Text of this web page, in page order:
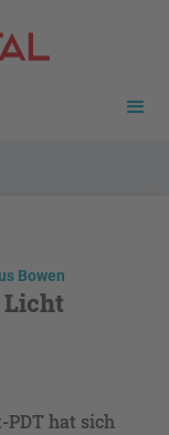
Bowen
Licht
PDT hat sich